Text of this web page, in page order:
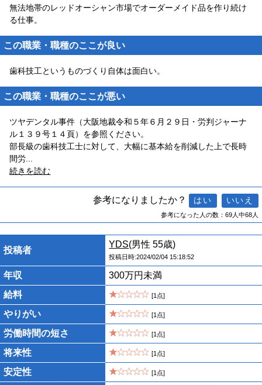
無法地帯のレッドオーシャン市場でオーダーメイド品を作り続け
る仕事。
この職業・職種のここが良い
歯科技工というものづくり自体は面白い。
この職業・職種のここが悪い
ツヤデンタル事件（大阪地裁令和５年６月２９日・労判ジャーナ
ル１３９号１４頁）を参照ください。
部長級の歯科技工士に対して、大幅に基本給を削減した上で長時
間労
続きを読む
参考になりましたか？
参考になった人の数：69人中68人
投稿者
YDS(男性 55歳)
投稿日時:2024/02/04 15:18:52
年収
300万円未満
給料
[1点]
やりがい [1点]
労働時間の短さ [1点]
将来性 [1点]
安定性 [1点]